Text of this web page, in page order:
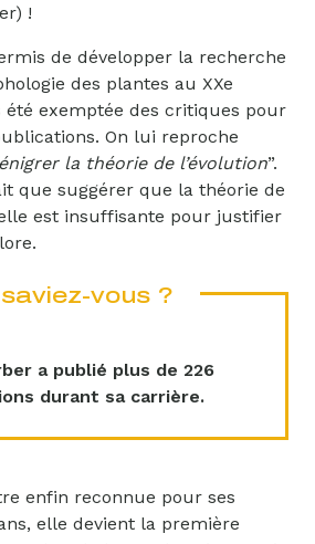
!
de développer la recherche
des plantes au XXe
été exemptée des critiques pour
On lui reproche
la théorie de l’évolution”.
que suggérer que la théorie de
est insuffisante pour justifier
vous ?
a publié plus de 226
durant sa carrière.
enfin reconnue pour ses
elle devient la première